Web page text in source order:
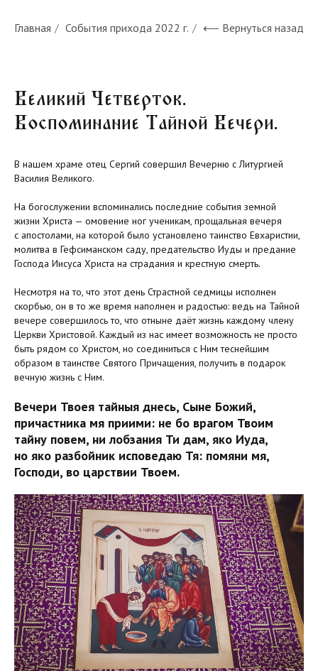
Главная / События прихода 2022 г. / ⟵ Вернуться назад
Великий Четверток.
Воспоминание Тайной Вечери.
В нашем храме отец Сергий совершил Вечерню с Литургией
Василия Великого.
На богослужении вспоминались последние события земной
жизни Христа — омовение ног ученикам, прощальная вечеря
с апостолами, на которой было установлено таинство Евхаристии,
молитва в Гефсиманском саду, предательство Иуды и предание
Господа Иисуса Христа на страдания и крестную смерть.
Несмотря на то, что этот день Страстной седмицы исполнен
скорбью, он в то же время наполнен и радостью: ведь на Тайной
вечере совершилось то, что отныне даёт жизнь каждому члену
Церкви Христовой. Каждый из нас имеет возможность не просто
быть рядом со Христом, но соединиться с Ним теснейшим
образом в таинстве Святого Причащения, получить в подарок
вечную жизнь с Ним.
Вечери Твоея тайныя днесь, Сыне Божий,
причастника мя приими: не бо врагом Твоим
тайну повем, ни лобзания Ти дам, яко Иуда,
но яко разбойник исповедаю Тя: помяни мя,
Господи, во царствии Твоем.